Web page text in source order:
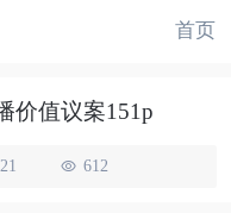
首页
价值议案151p
612